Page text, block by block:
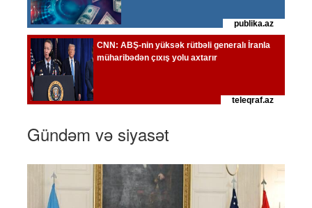
Gündəm və siyasət